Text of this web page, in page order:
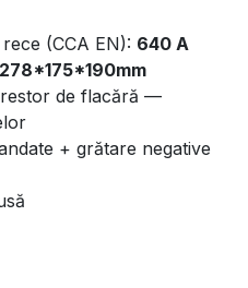
(CCA EN): 640 A
278*175*190mm
de flacără —
+ grătare negative